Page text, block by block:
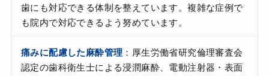
歯にも対応できる体制を整えています。複雑な症例で
も院内で対応できるよう努めています。
痛みに配慮した麻酔管理 ：厚生労働省研究倫理審査会
認定の歯科衛生士による浸潤麻酔、電動注射器・表面